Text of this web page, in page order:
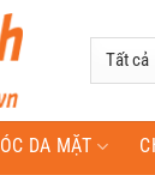
DA MẶT